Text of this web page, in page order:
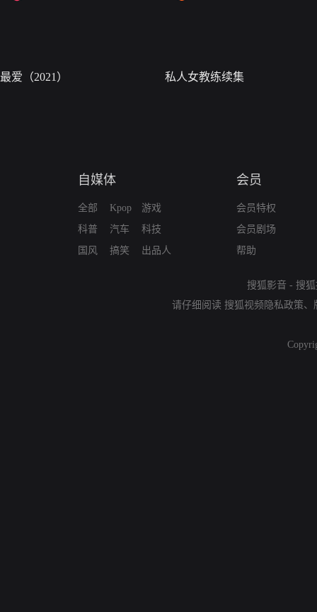
最爱（2021） 私人女教练续集
自媒体
全部
科普
国风
Kpop
汽车
搞笑
游戏
科技
出品人
会员
会员特权
会员剧场
帮助
搜狐影音 - 搜
请仔细阅读 搜狐视频隐私政策、